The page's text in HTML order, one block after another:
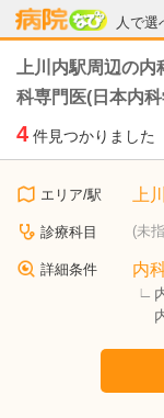
人で選
病院な
上川内駅周辺の
科専門医(日本内
4 件見つかりました
エリア/駅 上
診療科目 (未
詳細条件 内